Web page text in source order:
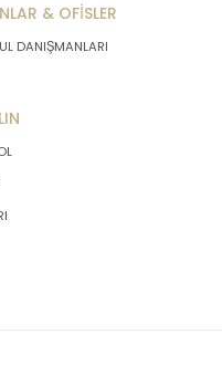
& OFİSLER
DANIŞMANLARI